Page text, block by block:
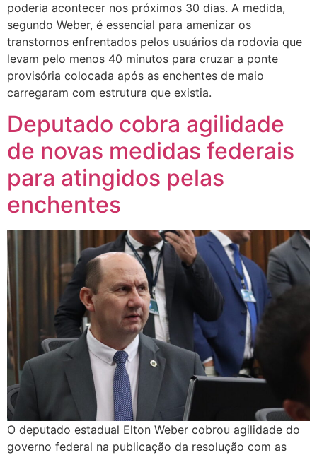
poderia acontecer nos próximos 30 dias. A medida,
segundo Weber, é essencial para amenizar os
transtornos enfrentados pelos usuários da rodovia que
levam pelo menos 40 minutos para cruzar a ponte
provisória colocada após as enchentes de maio
carregaram com estrutura que existia.
Deputado cobra agilidade
de novas medidas federais
para atingidos pelas
enchentes
O deputado estadual Elton Weber cobrou agilidade do
governo federal na publicação da resolução com as